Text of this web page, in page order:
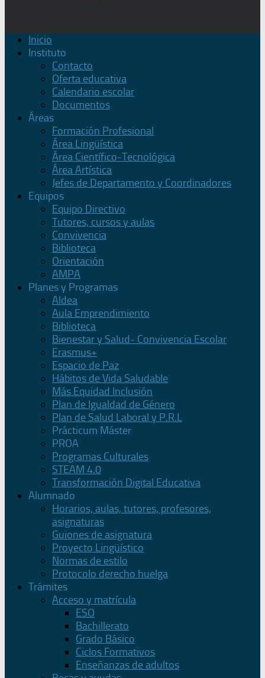
Inicio
Instituto
Contacto
Oferta educativa
Calendario escolar
Documentos
Áreas
Formación Profesional
Área Lingüística
Área Científico-Tecnológica
Área Artística
Jefes de Departamento y Coordinadores
Equipos
Equipo Directivo
Tutores, cursos y aulas
Convivencia
Biblioteca
Orientación
AMPA
Planes y Programas
Aldea
Aula Emprendimiento
Biblioteca
Bienestar y Salud- Convivencia Escolar
Erasmus+
Espacio de Paz
Hábitos de Vida Saludable
Más Equidad Inclusión
Plan de Igualdad de Género
Plan de Salud Laboral y P.R.L
Prácticum Máster
PROA
Programas Culturales
STEAM 4.0
Transformación Digital Educativa
Alumnado
Horarios, aulas, tutores, profesores,
asignaturas
Guiones de asignatura
Proyecto Lingüístico
Normas de estilo
Protocolo derecho huelga
Trámites
Acceso y matrícula
ESO
Bachillerato
Grado Básico
Ciclos Formativos
Enseñanzas de adultos